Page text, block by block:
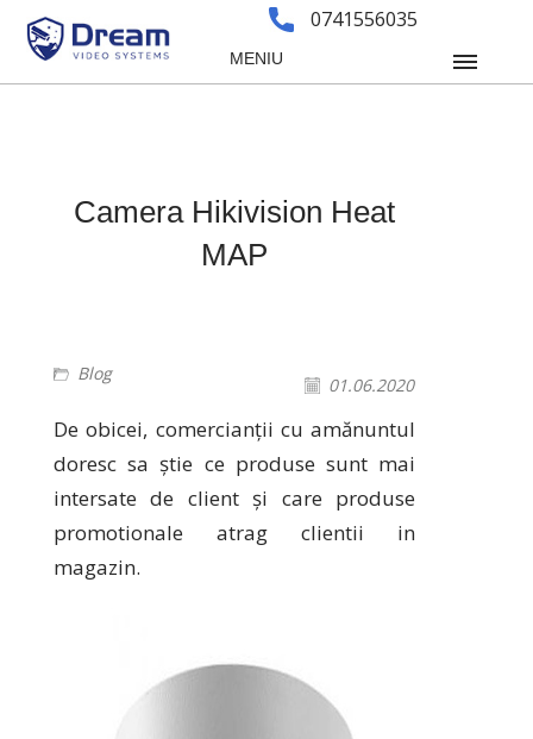
0741556035
MENIU
Camera Hikivision Heat
MAP
Blog
01.06.2020
De obicei, comercianții cu amănuntul
doresc sa știe ce produse sunt mai
intersate de client și care produse
promotionale atrag clientii in
magazin.